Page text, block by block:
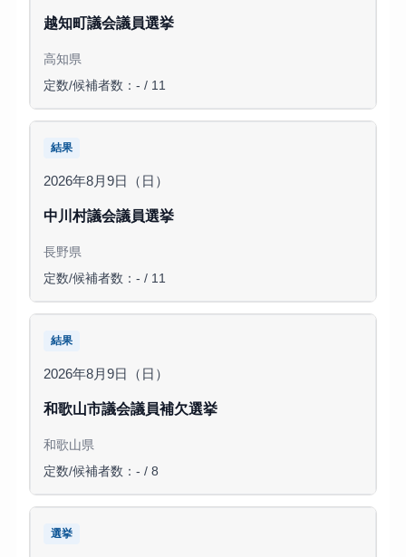
越知町議会議員選挙
高知県
定数/候補者数：- / 11
結果
2026年8月9日（日）
中川村議会議員選挙
長野県
定数/候補者数：- / 11
結果
2026年8月9日（日）
和歌山市議会議員補欠選挙
和歌山県
定数/候補者数：- / 8
選挙